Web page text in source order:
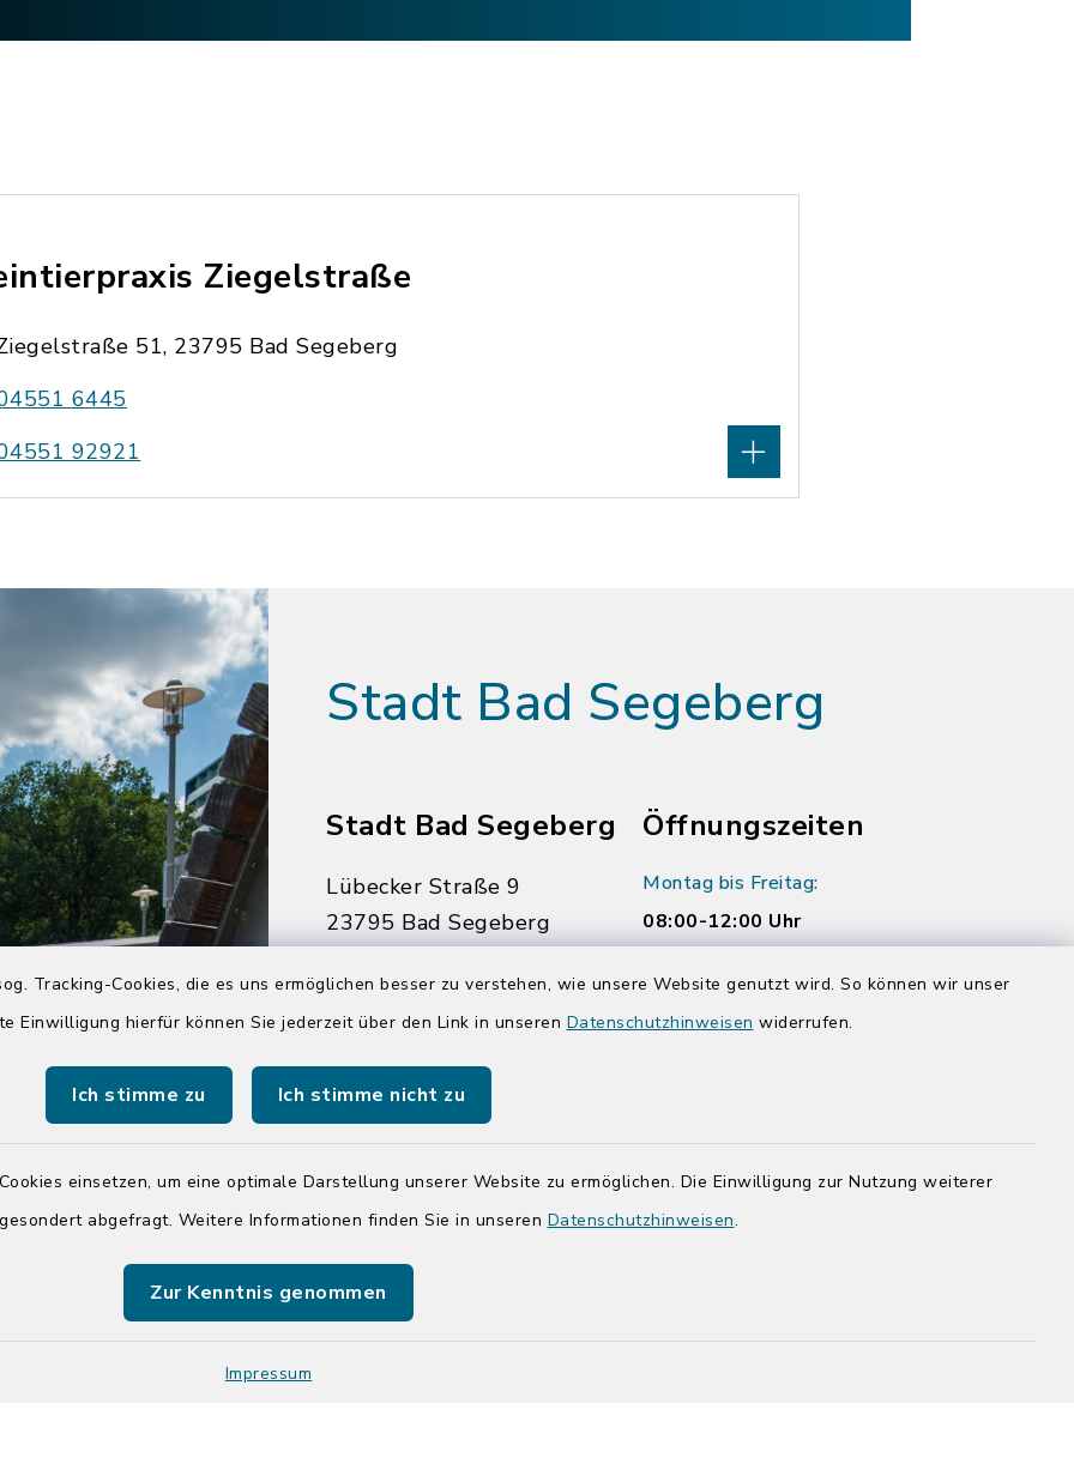
Tracking-Cookies, die es uns ermöglichen besser zu verstehen, wie unsere Website genutzt wird. So können wir unser
Einwilligung hierfür können Sie jederzeit über den Link in unseren Datenschutzhinweisen widerrufen.
Ich stimme zu Ich stimme nicht zu
einsetzen, um eine optimale Darstellung unserer Website zu ermöglichen. Die Einwilligung zur Nutzung weiterer
abgefragt. Weitere Informationen finden Sie in unseren Datenschutzhinweisen.
Zur Kenntnis genommen
Impressum
Ziegelstraße
51, 23795 Bad Segeberg
6445
92921
Stadt Bad Segeberg
Stadt Bad Segeberg
Lübecker Straße 9
23795 Bad Segeberg
04551 964-0
04551 964-111
youtube
Öffnungszeiten
Montag bis Freitag:
08:00-12:00 Uhr
Donnerstag zusätzlich:
14:00-17:00 Uhr
Quicklinks
Kreis Segeberg
Tourist-Info der Stadt Bad